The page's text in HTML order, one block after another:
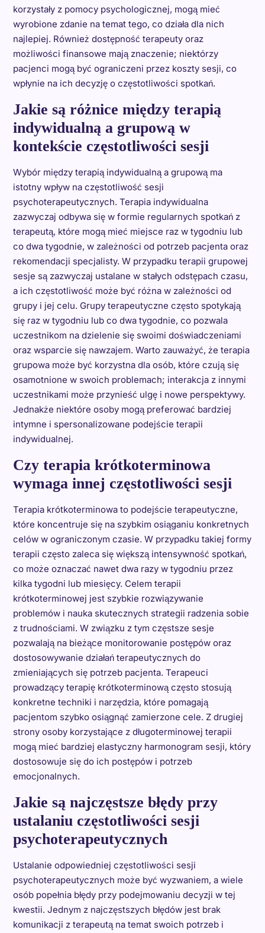
korzystały z pomocy psychologicznej, mogą mieć
wyrobione zdanie na temat tego, co działa dla nich
najlepiej. Również dostępność terapeuty oraz
możliwości finansowe mają znaczenie; niektórzy
pacjenci mogą być ograniczeni przez koszty sesji, co
wpłynie na ich decyzję o częstotliwości spotkań.
Jakie są różnice między terapią
indywidualną a grupową w
kontekście częstotliwości sesji
Wybór między terapią indywidualną a grupową ma
istotny wpływ na częstotliwość sesji
psychoterapeutycznych. Terapia indywidualna
zazwyczaj odbywa się w formie regularnych spotkań z
terapeutą, które mogą mieć miejsce raz w tygodniu lub
co dwa tygodnie, w zależności od potrzeb pacjenta oraz
rekomendacji specjalisty. W przypadku terapii grupowej
sesje są zazwyczaj ustalane w stałych odstępach czasu,
a ich częstotliwość może być różna w zależności od
grupy i jej celu. Grupy terapeutyczne często spotykają
się raz w tygodniu lub co dwa tygodnie, co pozwala
uczestnikom na dzielenie się swoimi doświadczeniami
oraz wsparcie się nawzajem. Warto zauważyć, że terapia
grupowa może być korzystna dla osób, które czują się
osamotnione w swoich problemach; interakcja z innymi
uczestnikami może przynieść ulgę i nowe perspektywy.
Jednakże niektóre osoby mogą preferować bardziej
intymne i spersonalizowane podejście terapii
indywidualnej.
Czy terapia krótkoterminowa
wymaga innej częstotliwości sesji
Terapia krótkoterminowa to podejście terapeutyczne,
które koncentruje się na szybkim osiąganiu konkretnych
celów w ograniczonym czasie. W przypadku takiej formy
terapii często zaleca się większą intensywność spotkań,
co może oznaczać nawet dwa razy w tygodniu przez
kilka tygodni lub miesięcy. Celem terapii
krótkoterminowej jest szybkie rozwiązywanie
problemów i nauka skutecznych strategii radzenia sobie
z trudnościami. W związku z tym częstsze sesje
pozwalają na bieżące monitorowanie postępów oraz
dostosowywanie działań terapeutycznych do
zmieniających się potrzeb pacjenta. Terapeuci
prowadzący terapię krótkoterminową często stosują
konkretne techniki i narzędzia, które pomagają
pacjentom szybko osiągnąć zamierzone cele. Z drugiej
strony osoby korzystające z długoterminowej terapii
mogą mieć bardziej elastyczny harmonogram sesji, który
dostosowuje się do ich postępów i potrzeb
emocjonalnych.
Jakie są najczęstsze błędy przy
ustalaniu częstotliwości sesji
psychoterapeutycznych
Ustalanie odpowiedniej częstotliwości sesji
psychoterapeutycznych może być wyzwaniem, a wiele
osób popełnia błędy przy podejmowaniu decyzji w tej
kwestii. Jednym z najczęstszych błędów jest brak
komunikacji z terapeutą na temat swoich potrzeb i